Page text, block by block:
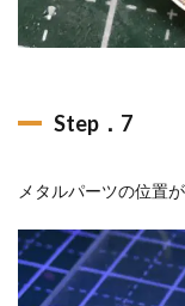
Step．7
メタルパーツの位置